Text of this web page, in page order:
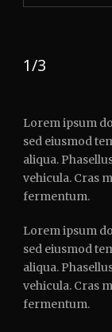
1/3
Lorem ipsum
sed eiusmod
aliqua.
vehicula. Cras
fermentum.
Lorem ipsum
sed eiusmod
aliqua.
vehicula. Cras
fermentum.